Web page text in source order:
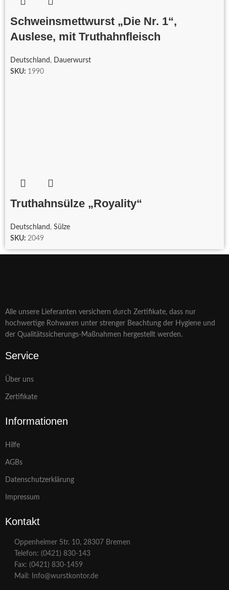
Schweinsmettwurst „Die Nr. 1“,
Auslese, mit Truthahnfleisch
Deutschland , Dauerwurst
SKU: 1990
Truthahnsülze „Royality“
Deutschland , Sülze
SKU: 2049
Alle unsere Lieferanten versichern durch Zertifikate, dass nur
hochwertige Rohwaren unter strenger Beachtung der Hygiene und
der Qualitätssicherungs-Maßnahmen hergestellt werden.
Service
Über uns
Zertifikate
Informationen
Hilfe
AGBs
Datenschutzerklärung
Impressum
Kontakt
Oppenheimer Str. 10, 28307 Bremen
Telefon: (0421) 830-143
Fax: (0421) 830-1459
Mail: Info@wurstkontor.de